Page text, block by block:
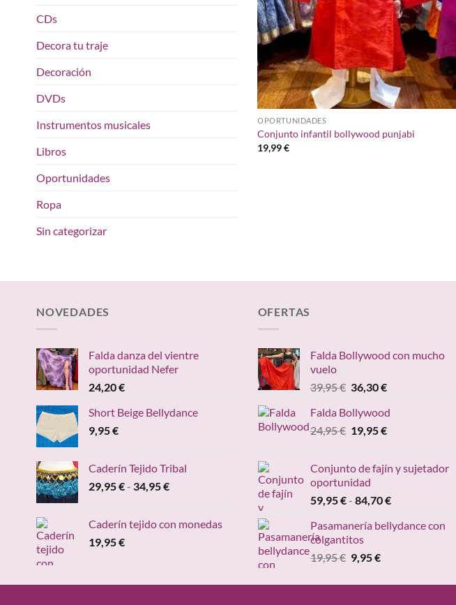
CDs
Decora tu traje
Decoración
DVDs
Instrumentos musicales
Libros
Oportunidades
Ropa
Sin categorizar
OPORTUNIDADES
Conjunto infantil bollywood punjabi
19,99€
NOVEDADES
Falda danza del vientre
oportunidad Nefer
24,20€
Short Beige Bellydance
9,95€
Caderín Tejido Tribal
29,95€- 34,95€Rango
desde
Caderín tejido con monedas
19,95€
OFERTAS
Falda Bollywood con mucho
vuelo
39,95€ El
original
era:
36,30€El
actual
es:
Falda Bollywood
24,95€ El
era:
24,95 €.
19,95€El
es:
Conjunto de fajín y sujetador
oportunidad
59,95€- 84,70€Rango
precios:
84,70 €
Pasamanería bellydance con
colgantitos
19,95€ El
original
9,95€El
actual